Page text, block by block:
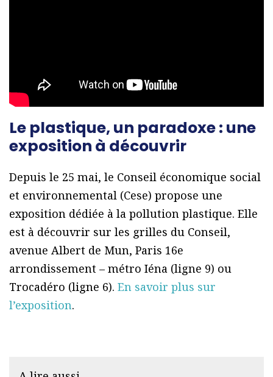
Le plastique, un paradoxe : une
exposition à découvrir
Depuis le 25 mai, le Conseil économique social
et environnemental (Cese) propose une
exposition dédiée à la pollution plastique. Elle
est à découvrir sur les grilles du Conseil,
avenue Albert de Mun, Paris 16e
arrondissement – métro Iéna (ligne 9) ou
Trocadéro (ligne 6). En savoir plus sur
l’exposition.